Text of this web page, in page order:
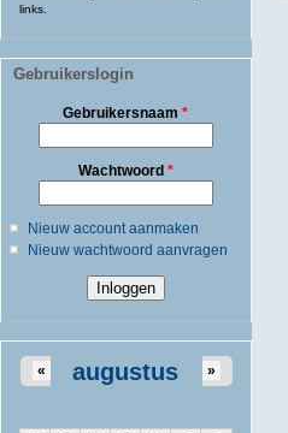
links.
Gebruikerslogin
Gebruikersnaam*
Wachtwoord *
Nieuw account aanmaken
Nieuw wachtwoord aanvragen
augustus
« »